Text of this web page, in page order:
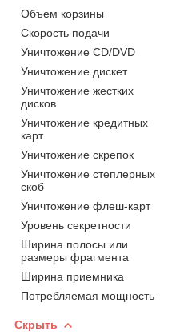
Объем корзины
Скорость подачи
Уничтожение CD/DVD
Уничтожение дискет
Уничтожение жестких
дисков
Уничтожение кредитных
карт
Уничтожение скрепок
Уничтожение степлерных
скоб
Уничтожение флеш-карт
Уровень секретности
Ширина полосы или
размеры фрагмента
Ширина приемника
Потребляемая мощность
Скрыть